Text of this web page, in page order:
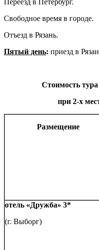
Переезд в Петербург.
Свободное время в городе.
Отъезд в Рязань.
Пятый день: приезд в
Стоимость
при 2-х
Размещение
отель «Дружба» 3*
(г. Выборг)